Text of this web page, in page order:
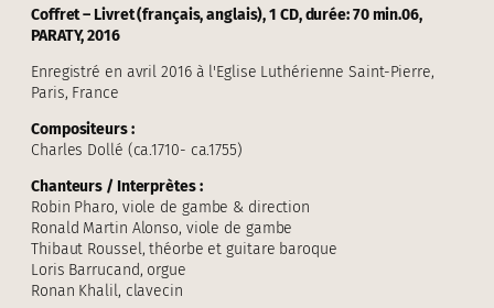
Coffret – Livret (français, anglais), 1 CD, durée: 70 min.06,
PARATY, 2016
Enregistré en avril 2016 à l'Eglise Luthérienne Saint-Pierre,
Paris, France
Compositeurs :
Charles Dollé (ca.1710- ca.1755)
Chanteurs / Interprètes :
Robin Pharo, viole de gambe & direction
Ronald Martin Alonso, viole de gambe
Thibaut Roussel, théorbe et guitare baroque
Loris Barrucand, orgue
Ronan Khalil, clavecin